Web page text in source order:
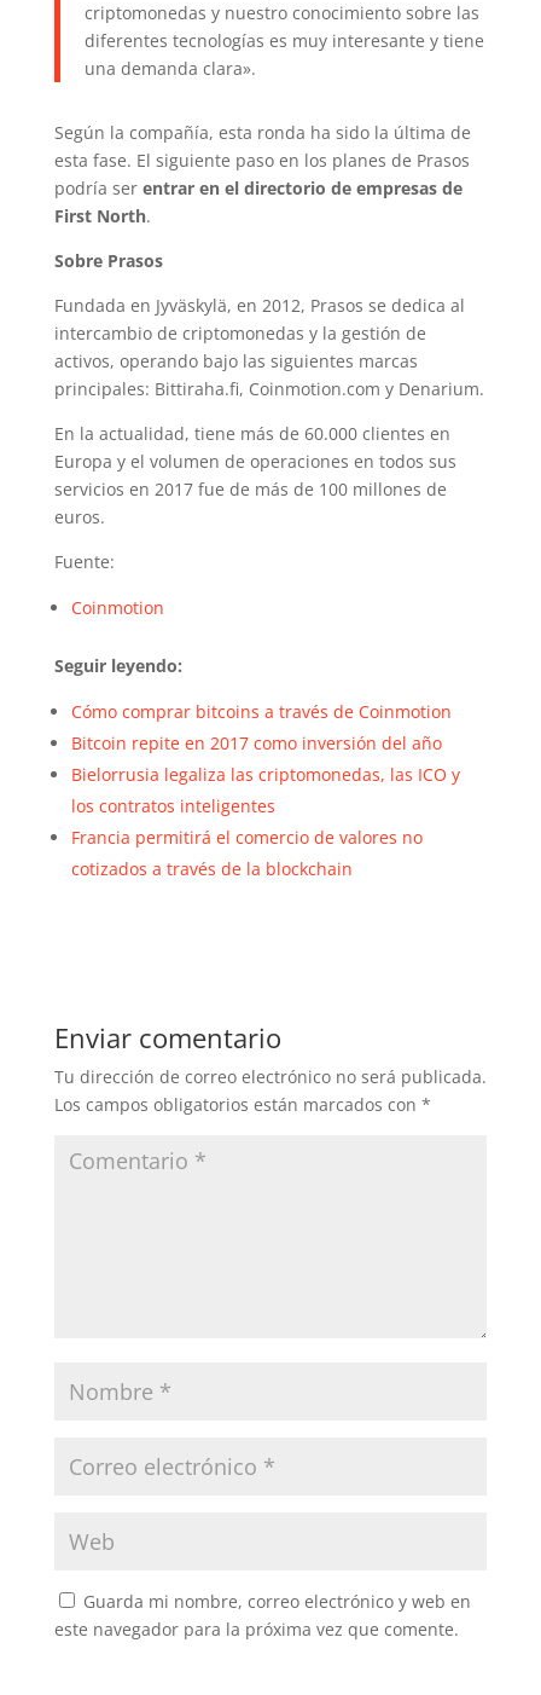
criptomonedas y nuestro conocimiento sobre las
diferentes tecnologías es muy interesante y tiene
una demanda clara».
Según la compañía, esta ronda ha sido la última de
esta fase. El siguiente paso en los planes de Prasos
podría ser entrar en el directorio de empresas de
First North.
Sobre Prasos
Fundada en Jyväskylä, en 2012, Prasos se dedica al
intercambio de criptomonedas y la gestión de
activos, operando bajo las siguientes marcas
principales: Bittiraha.fi, Coinmotion.com y Denarium.
En la actualidad, tiene más de 60.000 clientes en
Europa y el volumen de operaciones en todos sus
servicios en 2017 fue de más de 100 millones de
euros.
Fuente:
Coinmotion
Seguir leyendo:
Cómo comprar bitcoins a través de Coinmotion
Bitcoin repite en 2017 como inversión del año
Bielorrusia legaliza las criptomonedas, las ICO y
los contratos inteligentes
Francia permitirá el comercio de valores no
cotizados a través de la blockchain
Enviar comentario
Tu dirección de correo electrónico no será publicada.
Los campos obligatorios están marcados con *
Guarda mi nombre, correo electrónico y web en
este navegador para la próxima vez que comente.